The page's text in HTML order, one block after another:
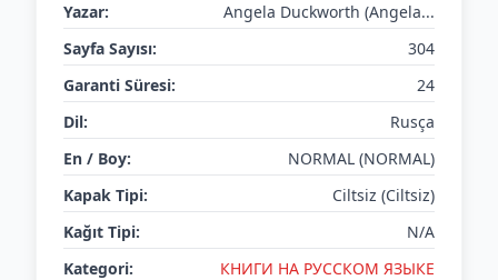
Yazar:
Angela Duckworth (Angela...
Sayfa Sayısı:
304
Garanti Süresi:
24
Dil:
Rusça
En / Boy:
NORMAL (NORMAL)
Kapak Tipi:
Ciltsiz (Ciltsiz)
Kağıt Tipi:
N/A
Kategori:
КНИГИ НА РУССКОМ ЯЗЫКЕ